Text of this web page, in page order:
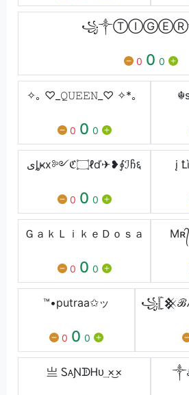
0 0 0
✧｡ ♡_𝚀𝚄𝙴𝙴𝙽_♡ ✧*。
0 0 0
ىȴҝx༻ℭ۝ℓď✈❥∮ℐჩ६
0 0 0
į
ＧａｋＬｉｋｅＤｏｓａ
0 0 0
™•putraa✩ッ
0 0 0
亗 ᏚᴀƝᗫᎻᴜ͢ ×͜×